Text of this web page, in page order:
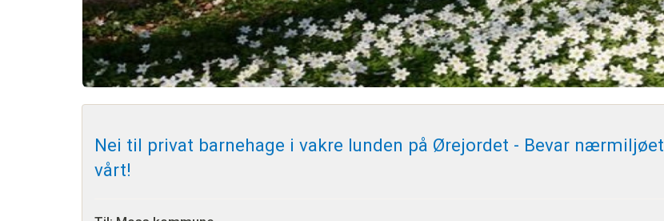
Nei til privat barnehage i vakre lunden på Ørejordet - Bevar nærmiljøet
vårt!